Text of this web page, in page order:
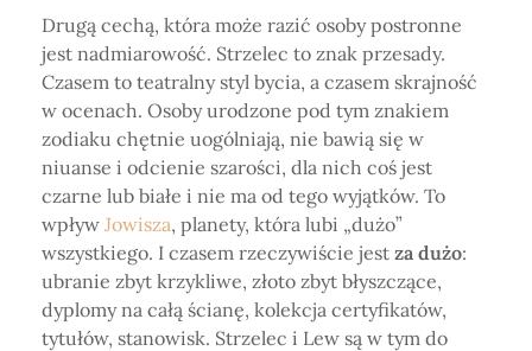
Drugą cechą, która może razić osoby postronne
jest nadmiarowość. Strzelec to znak przesady.
Czasem to teatralny styl bycia, a czasem skrajność
w ocenach. Osoby urodzone pod tym znakiem
zodiaku chętnie uogólniają, nie bawią się w
niuanse i odcienie szarości, dla nich coś jest
czarne lub białe i nie ma od tego wyjątków. To
wpływ Jowisza, planety, która lubi „dużo”
wszystkiego. I czasem rzeczywiście jest za dużo:
ubranie zbyt krzykliwe, złoto zbyt błyszczące,
dyplomy na całą ścianę, kolekcja certyfikatów,
tytułów, stanowisk. Strzelec i Lew są w tym do